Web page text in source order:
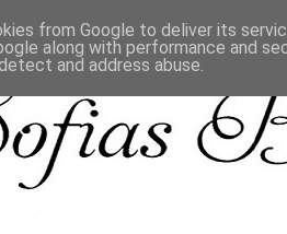
from Google to deliver its
along with performance and
and address abuse.